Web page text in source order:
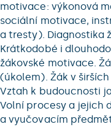
motivace: výkonová
sociální motivace,
a tresty). Diagnostika
Krátkodobé i
žákovské motivace.
(úkolem). Žák v
Vztah k budoucnosti
Volní procesy a jejich
a vyučovacím